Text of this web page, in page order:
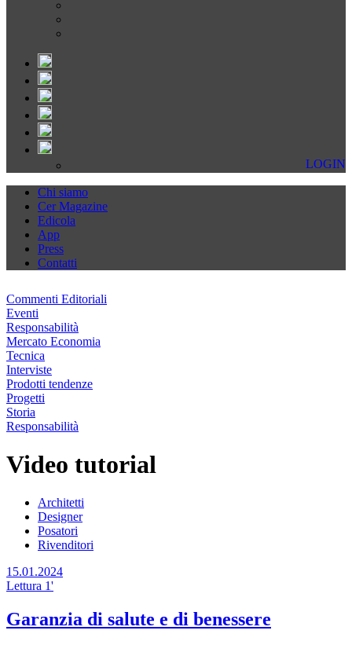
LOGIN
Chi siamo
Cer Magazine
Edicola
App
Press
Contatti
Commenti Editoriali
Eventi
Responsabilità
Mercato Economia
Tecnica
Interviste
Prodotti tendenze
Progetti
Storia
Responsabilità
Video tutorial
Architetti
Designer
Posatori
Rivenditori
15.01.2024
Lettura 1'
Garanzia di salute e di benessere